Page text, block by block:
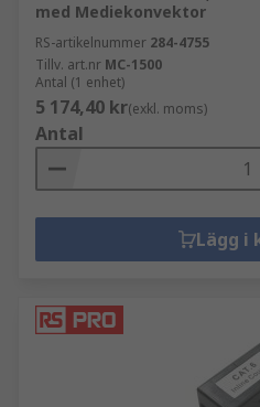
med Mediekonvektor
RS-artikelnummer 284-4755
Tillv. art.nr MC-1500
Antal (1 enhet)
5 174,40 kr(exkl. moms)
Antal
Lägg i